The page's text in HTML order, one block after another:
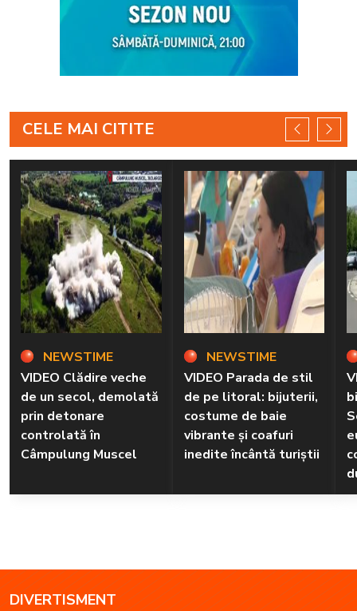
CELE MAI CITITE
NEWSTIME
VIDEO Clădire veche
de un secol, demolată
prin detonare
controlată în
Câmpulung Muscel
NEWSTIME
VIDEO Parada de stil
de pe litoral: bijuterii,
costume de baie
vibrante și coafuri
inedite încântă turiștii
DIVERTISMENT